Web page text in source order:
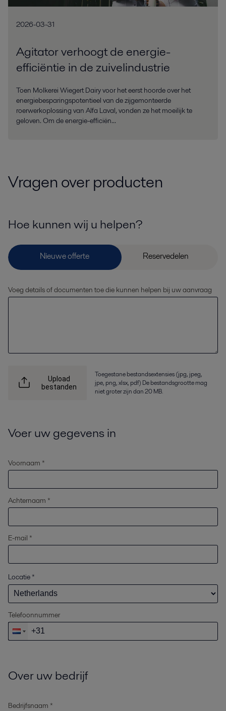
2026-03-31
Agitator verhoogt de energie-
efficiëntie in de zuivelindustrie
Toen Molkerei Wiegert Dairy voor het eerst hoorde over het
energiebesparingspotentieel van de zijgemonteerde
roerwerkoplossing van Alfa Laval, vonden ze het moeilijk te
geloven. Om de energie-efficiën...
Vragen over producten
Hoe kunnen wij u helpen?
Voeg details of documenten toe die kunnen helpen bij uw aanvraag
Upload
bestanden
Toegestane bestandsextensies (jpg, jpeg,
jpe, png, xlsx, pdf) De bestandsgrootte mag
niet groter zijn dan 20 MB.
Voer uw gegevens in
Voornaam *
Achternaam *
E-mail *
Locatie *
Telefoonnummer
Over uw bedrijf
Bedrijfsnaam *